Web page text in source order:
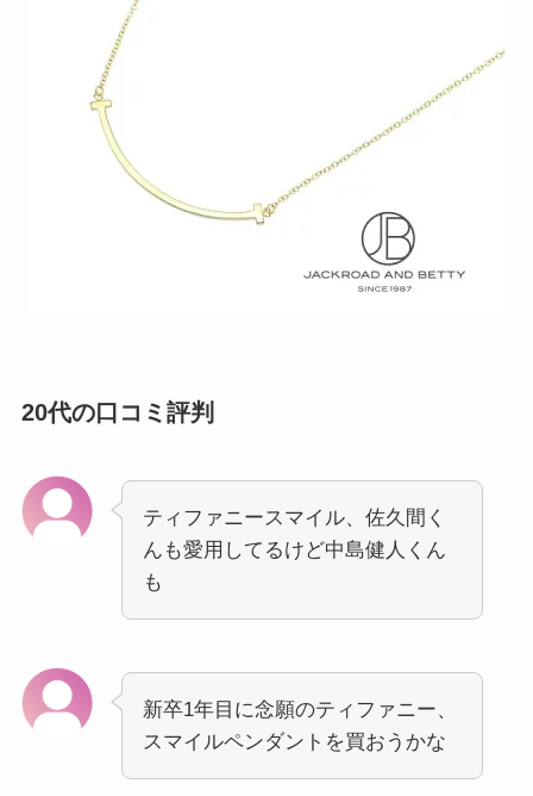
20代の口コミ評判
ティファニースマイル、佐久間く
んも愛用してるけど中島健人くん
も
新卒1年目に念願のティファニー、
スマイルペンダントを買おうかな